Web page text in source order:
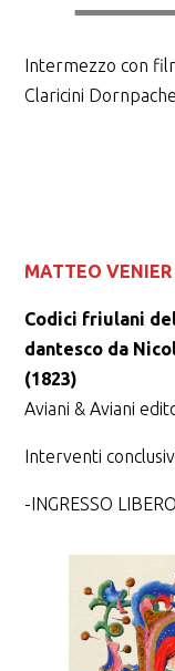
Intermezzo con
Claricini
MATTEO VENIER
Codici friulani
dantesco da
(1823)
Aviani & Aviani
Interventi
-INGRESSO